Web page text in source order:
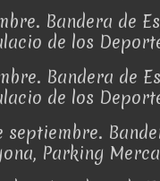
Bandera de
de los
Bandera de
de los
septiembre.
Parking